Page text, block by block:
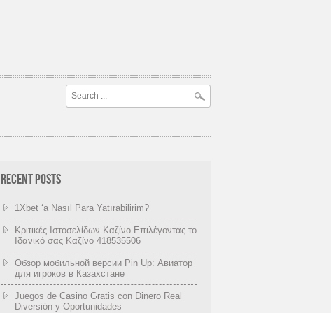
RECENT POSTS
1Xbet ‘a Nasıl Para Yatırabilirim?
Κριτικές Ιστοσελίδων Καζίνο Επιλέγοντας το
Ιδανικό σας Καζίνο 418535506
Обзор мобильной версии Pin Up: Авиатор
для игроков в Казахстане
Juegos de Casino Gratis con Dinero Real
Diversión y Oportunidades